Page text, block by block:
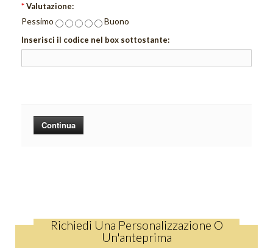
*Valutazione:
Pessimo Buono
Inserisci il codice nel box sottostante:
Continua
Richiedi Una Personalizzazione O
Un'anteprima